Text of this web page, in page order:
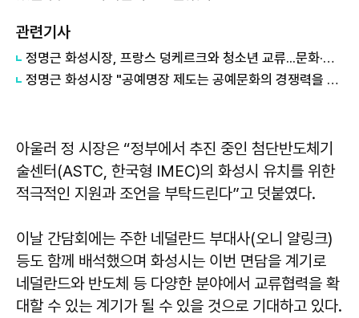
관련기사
정명근 화성시장, 프랑스 덩케르크와 청소년 교류...문화·교육 협력 확대
정명근 화성시장 "공예명장 제도는 공예문화의 경쟁력을 높이는 기반"
아울러 정 시장은 “정부에서 추진 중인 첨단반도체기
술센터(ASTC, 한국형 IMEC)의 화성시 유치를 위한
적극적인 지원과 조언을 부탁드린다”고 덧붙였다.
이날 간담회에는 주한 네덜란드 부대사(오니 얄링크)
등도 함께 배석했으며 화성시는 이번 면담을 계기로
네덜란드와 반도체 등 다양한 분야에서 교류협력을 확
대할 수 있는 계기가 될 수 있을 것으로 기대하고 있다.